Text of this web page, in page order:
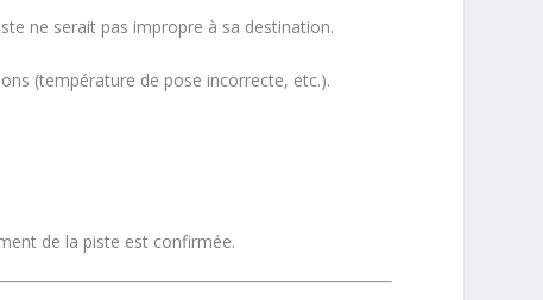
ne serait pas impropre à sa destination.
(température de pose incorrecte, etc.).
de la piste est confirmée.